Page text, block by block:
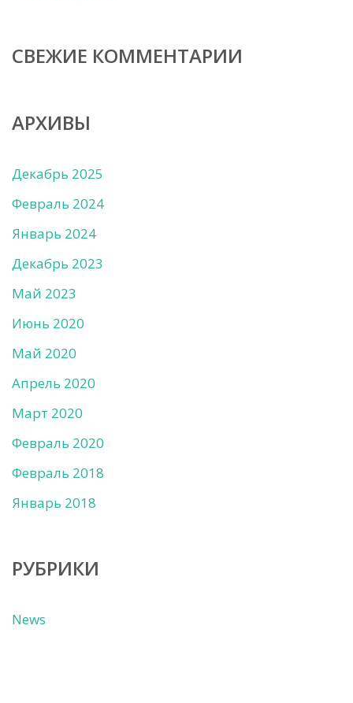
СВЕЖИЕ КОММЕНТАРИИ
АРХИВЫ
Декабрь 2025
Февраль 2024
Январь 2024
Декабрь 2023
Май 2023
Июнь 2020
Май 2020
Апрель 2020
Март 2020
Февраль 2020
Февраль 2018
Январь 2018
РУБРИКИ
News